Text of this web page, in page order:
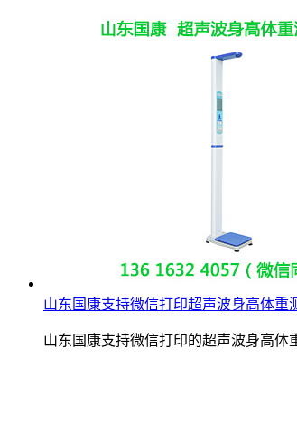
山东国康支持微信打印超声波身高体重
山东国康支持微信打印的超声波身高